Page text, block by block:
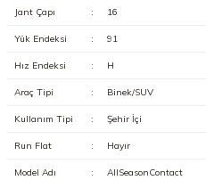
Jant Çapı : 16
Yük Endeksi : 91
Hız Endeksi : H
Araç Tipi : Binek/SUV
Kullanım Tipi : Şehir İçi
Run Flat : Hayır
Model Adı : AllSeasonContact